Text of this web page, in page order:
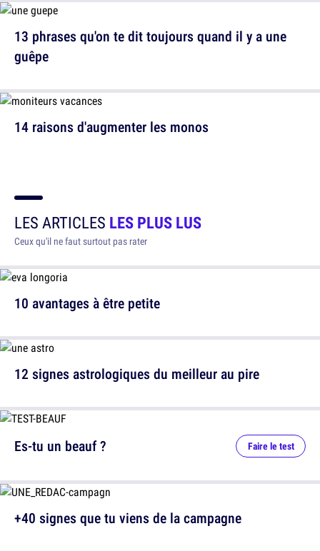
13 phrases qu'on te dit toujours quand il y a une
guêpe
14 raisons d'augmenter les monos
LES ARTICLES LES PLUS LUS
Ceux qu'il ne faut surtout pas rater
10 avantages à être petite
12 signes astrologiques du meilleur au pire
Es-tu un beauf ? Faire le test
+40 signes que tu viens de la campagne